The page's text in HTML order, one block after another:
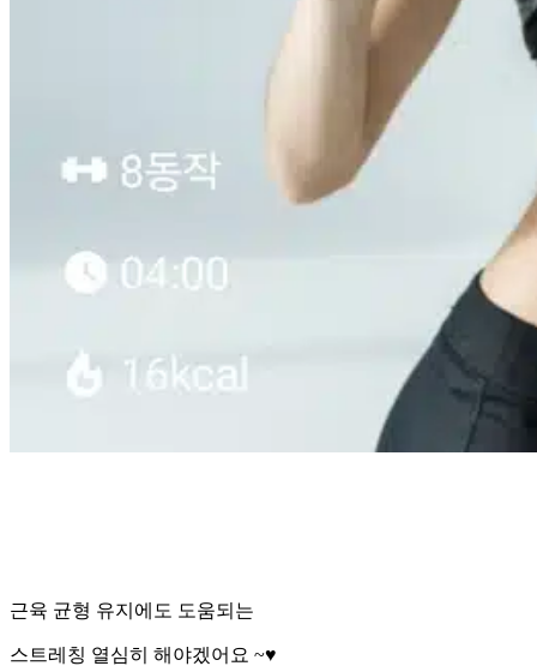
근육 균형 유지에도 도움되는
스트레칭 열심히 해야겠어요 ~♥️